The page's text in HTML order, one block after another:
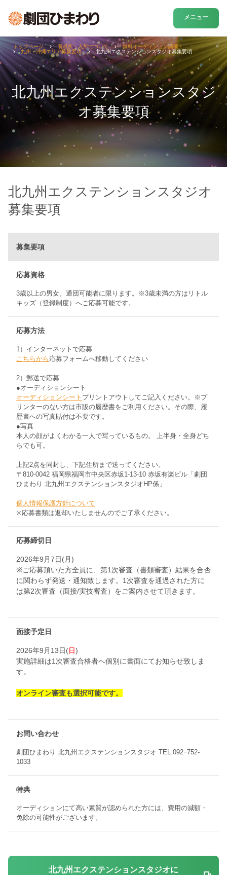
メニュー
北九州エクステンションスタジ
オ募集要項
トップページ 養成所・入所について
無料オーディション開催！
九州・沖縄エリア募集要項
北九州エクステンションスタジオ募集要項
北九州エクステンションスタジオ
募集要項
募集要項
応募資格
3歳以上の男女。通団可能者に限ります。※3歳未満の方はリトル
キッズ（登録制度）へご応募可能です。
応募方法
1）インターネットで応募
こちらから 応募フォームへ移動してください
2）郵送で応募
●オーディションシート
オーディションシート プリントアウトしてご記入ください。※プ
リンターのない方は市販の履歴書をご利用ください。その際、履
歴書への写真貼付は不要です。
●写真
本人の顔がよくわかる一人で写っているもの。 上半身・全身どち
らでも可。
上記2点を同封し、下記住所まで送ってください。
〒810-0042 福岡県福岡市中央区赤坂1-13-10 赤坂有楽ビル「劇団
ひまわり 北九州エクステンションスタジオHP係」
個人情報保護方針について
※応募書類は返却いたしませんのでご了承ください。
応募締切日
2026年9月7日(月)
※ご応募頂いた方全員に、第1次審査（書類審査）結果を合否
に関わらず発送・通知致します。1次審査を通過された方に
は第2次審査（面接/実技審査）をご案内させて頂きます。
面接予定日
2026年9月13日(日)
実施詳細は1次審査合格者へ個別に書面にてお知らせ致しま
す。
オンライン審査も選択可能です。
お問い合わせ
劇団ひまわり 北九州エクステンションスタジオ TEL:092ｰ752-
1033
特典
オーディションにて高い素質が認められた方には、費用の減額・
免除の可能性がございます。
北九州エクステンションスタジオに